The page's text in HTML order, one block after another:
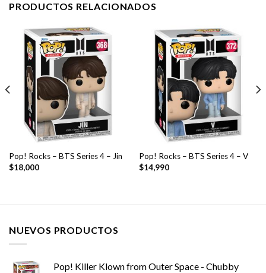
PRODUCTOS RELACIONADOS
Pop! Rocks – BTS Series 4 – Jin
$18,000
Pop! Rocks – BTS Series 4 – V
$14,990
NUEVOS PRODUCTOS
Pop! Killer Klown from Outer Space - Chubby